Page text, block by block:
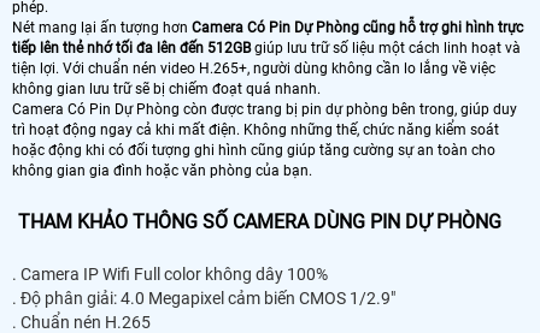
phép.
Nét mang lại ấn tượng hơn Camera Có Pin Dự Phòng cũng hỗ trợ ghi hình trực
tiếp lên thẻ nhớ tối đa lên đến 512GBgiúp lưu trữ số liệu một cách linh hoạt và
tiện lợi. Với chuẩn nén video H.265+, người dùng không cần lo lắng về việc
không gian lưu trữ sẽ bị chiếm đoạt quá nhanh.
Camera Có Pin Dự Phòng còn được trang bị pin dự phòng bên trong, giúp duy
trì hoạt động ngay cả khi mất điện. Không những thế, chức năng kiểm soát
hoặc động khi có đối tượng ghi hình cũng giúp tăng cường sự an toàn cho
không gian gia đình hoặc văn phòng của bạn.
THAM KHẢO THÔNG SỐ CAMERA DÙNG PIN DỰ PHÒNG
. Camera IP Wifi Full color không dây 100%
. Độ phân giải: 4.0 Megapixel cảm biến CMOS 1/2.9"
. Chuẩn nén H.265